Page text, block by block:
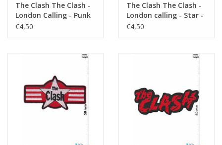
The Clash The Clash -
London Calling - Punk
Band
€4,50
The Clash The Clash -
London calling - Star -
Punk Band
€4,50